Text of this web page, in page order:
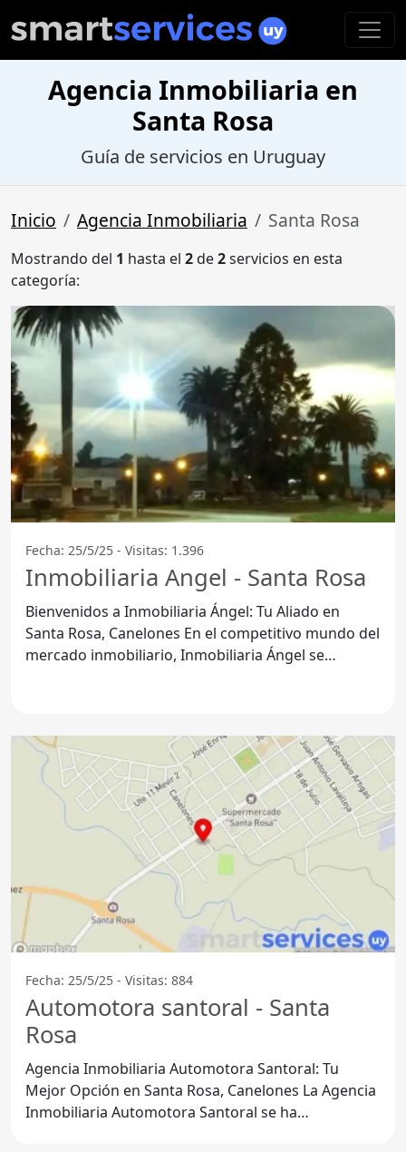
Agencia Inmobiliaria en
Santa Rosa
Guía de servicios en Uruguay
Inicio Agencia Inmobiliaria Santa Rosa
Mostrando del 1 hasta el 2de2servicios en esta
categoría:
Fecha: 25/5/25 - Visitas: 1.396
Inmobiliaria Angel - Santa Rosa
Bienvenidos a Inmobiliaria Ángel: Tu Aliado en
Santa Rosa, Canelones En el competitivo mundo del
mercado inmobiliario, Inmobiliaria Ángel se
Fecha: 25/5/25 - Visitas: 884
Automotora santoral - Santa
Rosa
Agencia Inmobiliaria Automotora Santoral: Tu
Mejor Opción en Santa Rosa, Canelones La Agencia
Inmobiliaria Automotora Santoral se ha